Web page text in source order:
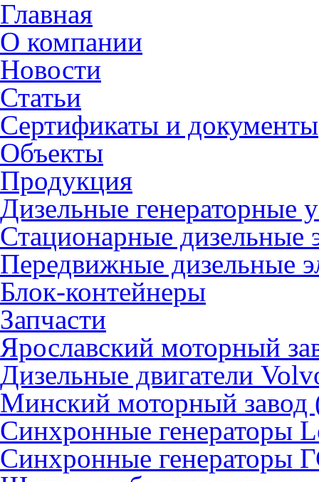
Главная
О компании
Новости
Статьи
Сертификаты и документы
Объекты
Продукция
Дизельные генераторные
Стационарные дизельные
Передвижные дизельные
Блок-контейнеры
Запчасти
Ярославский моторный
Дизельные двигатели
Минский моторный
Синхронные генераторы
Синхронные генераторы